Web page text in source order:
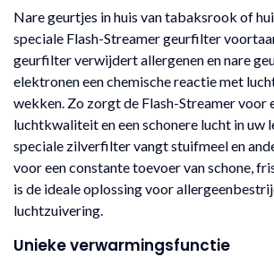
Nare geurtjes in huis van tabaksrook of
speciale Flash-Streamer geurfilter
geurfilter verwijdert allergenen en nare
elektronen een chemische reactie met
wekken. Zo zorgt de Flash-Streamer voor
luchtkwaliteit en een schonere lucht in uw
speciale zilverfilter vangt stuifmeel en
voor een constante toevoer van schone,
is de ideale oplossing voor
luchtzuivering.
Unieke verwarmingsfunctie